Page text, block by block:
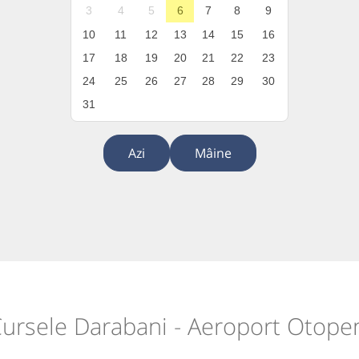
3 4 5 6 7 8
9
10
11 12 13 14 15
16
17
18 19 20 21 22
23
24
25 26 27 28 29
30
31
Azi Mâine
Darabani - Aeroport